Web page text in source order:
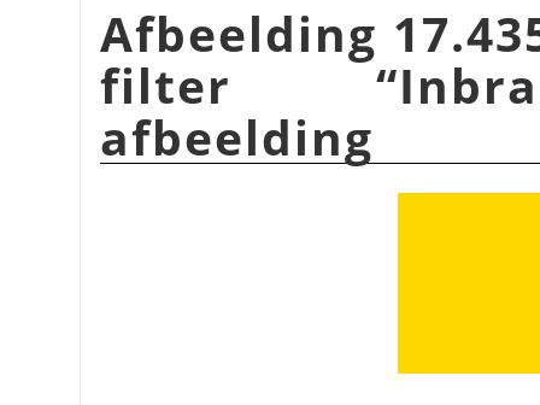
Afbeelding
filter“
afbeelding